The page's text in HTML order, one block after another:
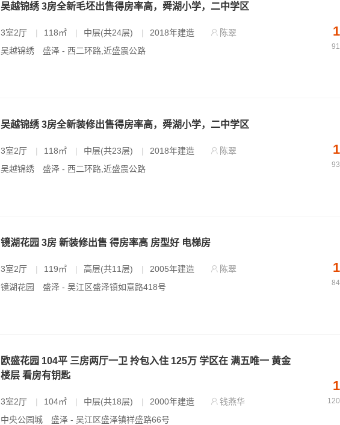
吴越锦绣 3房全新毛坯出售得房率高，舜湖小学，二中学区
3室2厅 | 118㎡ | 中层(共24层) | 2018年建造
陈翠
吴越锦绣
盛泽 - 西二环路,近盛震公路
吴越锦绣 3房全新装修出售得房率高，舜湖小学，二中学区
3室2厅 | 118㎡ | 中层(共23层) | 2018年建造
陈翠
吴越锦绣
盛泽 - 西二环路,近盛震公路
镜湖花园 3房 新装修出售 得房率高 房型好 电梯房
3室2厅 | 119㎡ | 高层(共11层) | 2005年建造
陈翠
镜湖花园
盛泽 - 吴江区盛泽镇如意路418号
欧盛花园 104平 三房两厅一卫 拎包入住 125万 学区在 满五唯一 黄金
楼层 看房有钥匙
3室2厅 | 104㎡ | 中层(共18层) | 2000年建造
钱燕华
中央公园城
盛泽 - 吴江区盛泽镇祥盛路66号